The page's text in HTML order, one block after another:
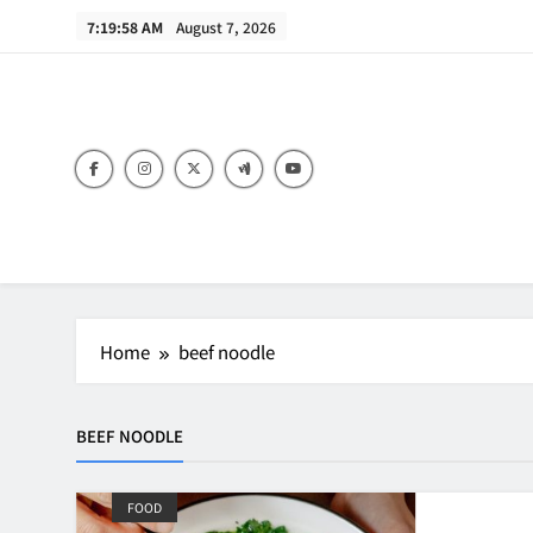
7:19:58 AM August 7, 2026
Home beef noodle
BEEF NOODLE
FOOD